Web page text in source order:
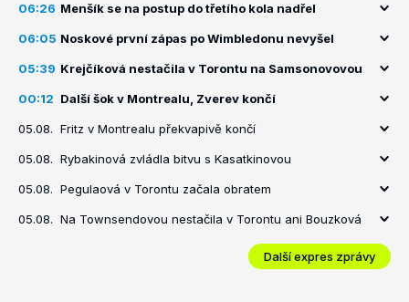
06:26 Menšík se na postup do třetího kola nadřel
06:05 Noskové první zápas po Wimbledonu nevyšel
05:39 Krejčíková nestačila v Torontu na Samsonovovou
00:12 Další šok v Montrealu, Zverev končí
05.08. Fritz v Montrealu překvapivě končí
05.08. Rybakinová zvládla bitvu s Kasatkinovou
05.08. Pegulaová v Torontu začala obratem
05.08. Na Townsendovou nestačila v Torontu ani Bouzková
Další expres zprávy